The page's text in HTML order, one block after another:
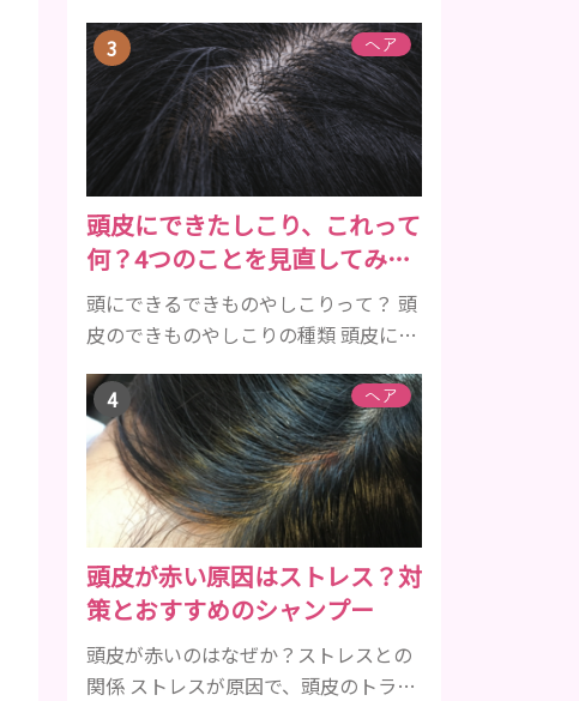
い頃はしっかりとボリュームがあり、
髪にツヤがあった男性も、いつのまに
か髪がチリチリでペタンとするように
なったと感じる人もいるでしょう。特
に大人の男性としての魅力が出てくる
40代以降の男性に悩んでいる人が多い
傾向があります。 髪が生え変わるサイ
クルは、年齢と共に乱れていきます。
髪が太くならないま...
ヘア
頭皮にできたしこり、これって
何？4つのことを見直してみよ
う！
頭にできるできものやしこりって？ 頭
皮のできものやしこりの種類 頭皮にで
して一種類ではありません。人によっ
ても違いますし、症状や種類によって
も違います。まずはどんな病気なの
か、よりも、どんな種類のできものや
しこりがあるのかを解説いきましょ
う。 水疱 ご存知の方もいらっしゃるか
と思いますが、すいほう、と読みま
す。これは表皮や表皮下にできるもの
です。表皮は0.2mmほ...
ヘア
頭皮が赤い原因はストレス？対
策とおすすめのシャンプー
頭皮が赤いのはなぜか？ストレスとの
関係 ストレスが原因で、頭皮のトラブ